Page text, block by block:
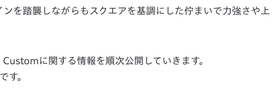
を踏襲しながらもスクエアを基調にした佇まいで力強さや上
に関する情報を順次公開していきます。
す。